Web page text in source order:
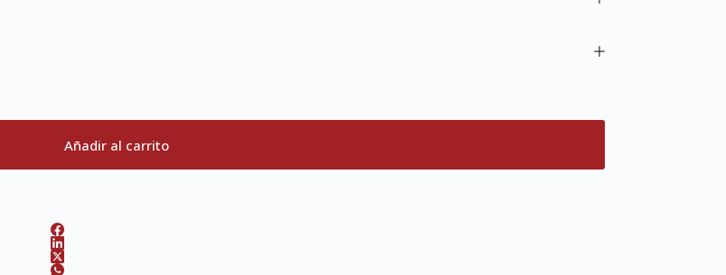
Añadir al carrito